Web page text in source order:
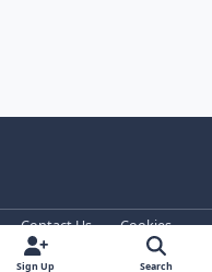
Contact Us
Cookies
Powered by
Sign Up Search